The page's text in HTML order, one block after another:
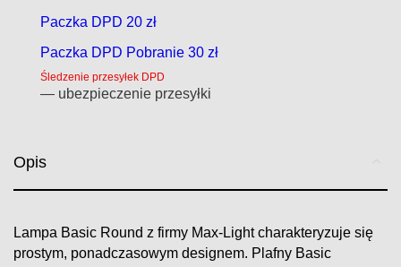
Paczka DPD 20 zł
Paczka DPD Pobranie 30 zł
Śledzenie przesyłek DPD
— ubezpieczenie przesyłki
Opis
Lampa Basic Round z firmy Max-Light charakteryzuje się
prostym, ponadczasowym designem. Plafny Basic